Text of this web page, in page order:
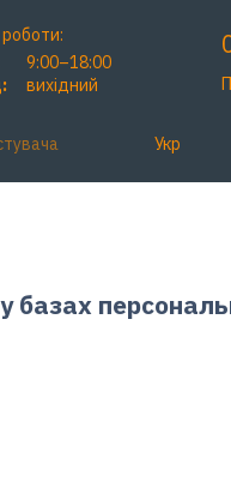
роботи:
9:00–18:00
вихідний
Укр
базах